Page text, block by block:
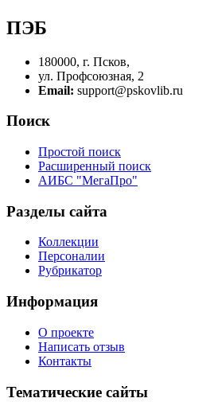
ПЭБ
180000, г. Псков,
ул. Профсоюзная, 2
Email: support@pskovlib.ru
Поиск
Простой поиск
Расширенный поиск
АИБС "МегаПро"
Разделы сайта
Коллекции
Персоналии
Рубрикатор
Информация
О проекте
Написать отзыв
Контакты
Тематические сайты